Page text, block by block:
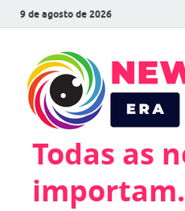
9 de agosto de 2026
Todas as
importam.